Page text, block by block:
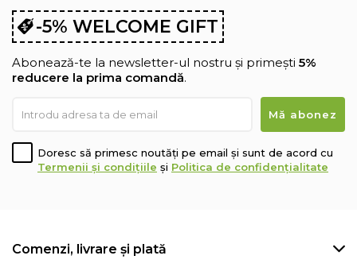
-5% WELCOME GIFT
Abonează-te la newsletter-ul nostru și primești 5%
reducere la prima comandă.
Doresc să primesc noutăți pe email și sunt de acord cu
Termenii și condițiile și Politica de confidențialitate
Comenzi, livrare și plată